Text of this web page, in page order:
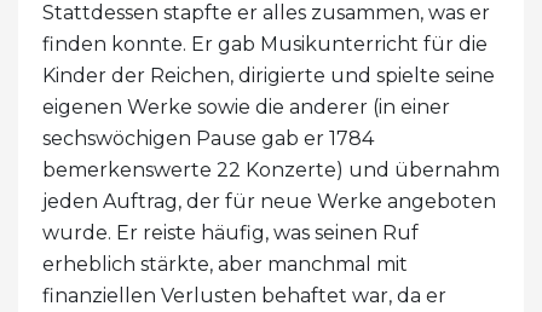
Stattdessen stapfte er alles zusammen, was er
finden konnte. Er gab Musikunterricht für die
Kinder der Reichen, dirigierte und spielte seine
eigenen Werke sowie die anderer (in einer
sechswöchigen Pause gab er 1784
bemerkenswerte 22 Konzerte) und übernahm
jeden Auftrag, der für neue Werke angeboten
wurde. Er reiste häufig, was seinen Ruf
erheblich stärkte, aber manchmal mit
finanziellen Verlusten behaftet war, da er